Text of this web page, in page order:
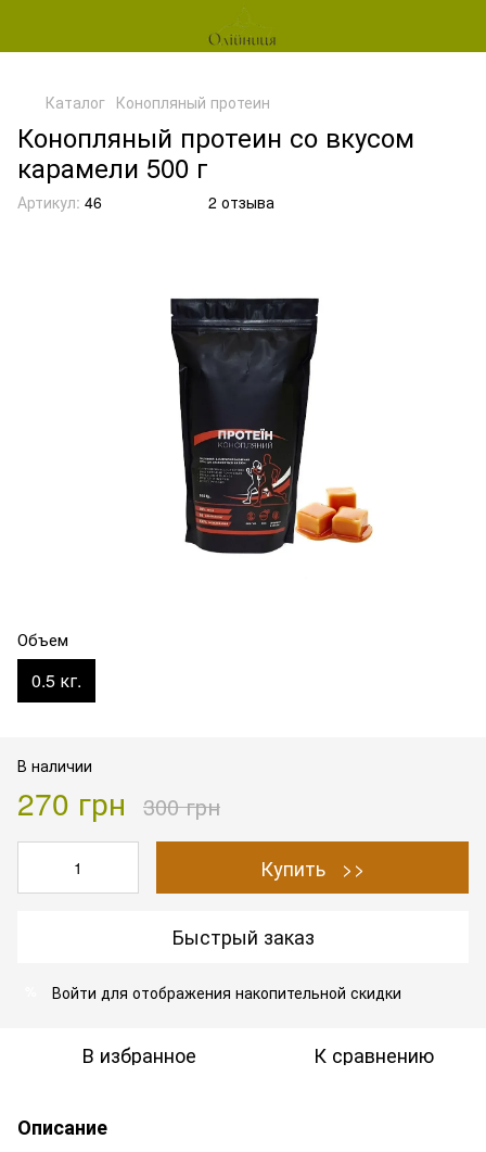
Каталог Конопляный протеин
Конопляный протеин со вкусом
карамели 500 г
Артикул: 46 2 отзыва
Объем
0.5 кг.
В наличии
270 грн 300 грн
Купить >>
Быстрый заказ
Войти для отображения накопительной скидки
В избранное К сравнению
Описание